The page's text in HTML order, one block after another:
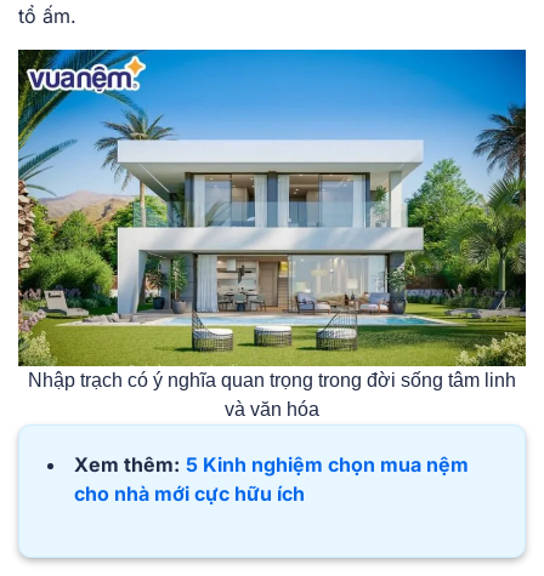
tổ ấm.
Nhập trạch có ý nghĩa quan trọng trong đời sống tâm linh
và văn hóa
Xem thêm: 5 Kinh nghiệm chọn mua nệm
cho nhà mới cực hữu ích